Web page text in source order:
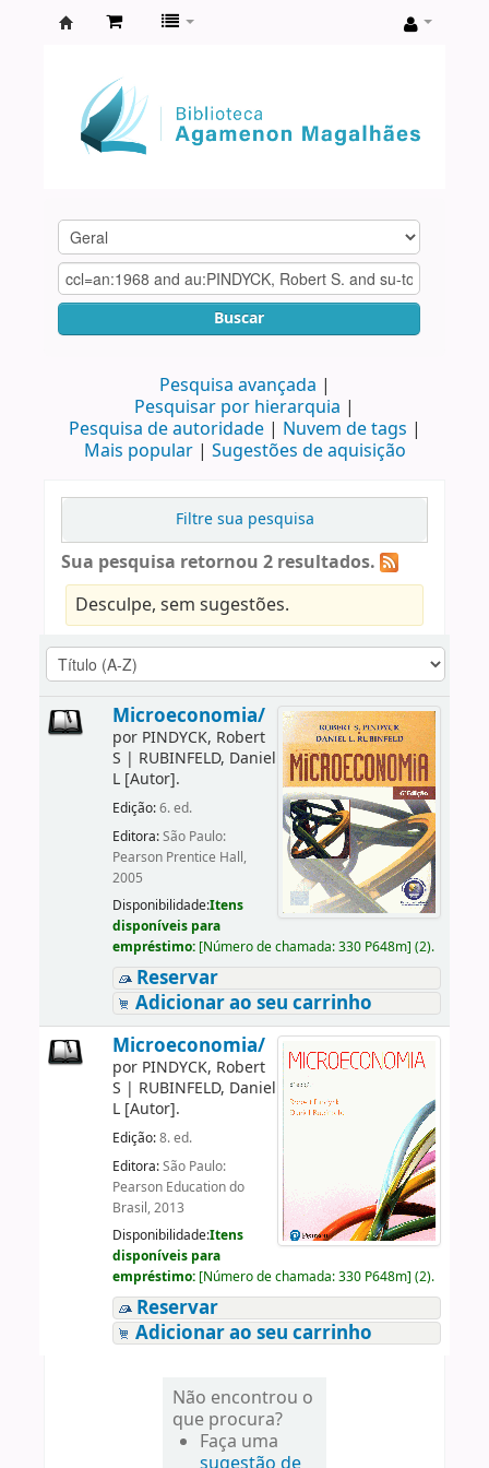
Agamenon
Magalhães
Buscar
Pesquisa avançada
Pesquisar por hierarquia
Pesquisa de autoridade
Nuvem de tags
Mais popular
Sugestões de aquisição
Filtre sua pesquisa
Sua pesquisa retornou 2 resultados.
Desculpe, sem sugestões.
Microeconomia/
por PINDYCK, Robert
S | RUBINFELD, Daniel
L[Autor].
Edição:6. ed.
Editora:São Paulo:
Pearson Prentice Hall,
2005
Disponibilidade:Itens
disponíveis para
empréstimo: [Número de chamada:330 P648m] (2).
Reservar
Adicionar ao seu carrinho
Microeconomia/
por PINDYCK, Robert
S | RUBINFELD, Daniel
L[Autor].
Edição:8. ed.
Editora:São Paulo:
Pearson Education do
Brasil, 2013
Disponibilidade:Itens
disponíveis para
empréstimo: [Número de chamada:330 P648m] (2).
Reservar
Adicionar ao seu carrinho
Não encontrou o
que procura?
Faça uma